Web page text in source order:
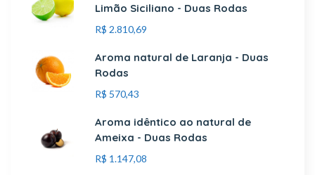
Limão Siciliano - Duas Rodas
R$ 2.810,69
Aroma natural de Laranja - Duas
Rodas
R$ 570,43
Aroma idêntico ao natural de
Ameixa - Duas Rodas
R$ 1.147,08